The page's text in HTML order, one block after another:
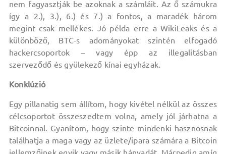
nem fagyasztják be azoknak a számláit. Az ő számukra
így a 2.), 3.), 6.) és 7.) a fontos, a maradék három
megint csak mellékes. Jó példa erre a WikiLeaks és a
különböző, BTC-s adományokat szintén elfogadó
hackercsoportok – vagy épp az illegalitásban
szerveződő és gyülekező kínai egyházak.
Konklúzió
Egy pillanatig sem állítom, hogy kivétel nélkül az összes
célcsoportot összeszedtem volna, amely jól járhatna a
Bitcoinnal. Gyanítom, hogy szinte mindenki hasznosnak
találhatja a maga vagy az üzlete/ipara számára a Bitcoin